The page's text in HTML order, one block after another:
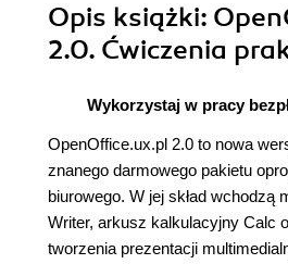
Opis książki:
2.0. Ćwiczenia
Wykorzystaj w pracy
OpenOffice.ux.pl 2.0 to nowa
znanego darmowego pakietu
biurowego. W jej skład wchodzą
Writer, arkusz kalkulacyjny Calc
tworzenia prezentacji